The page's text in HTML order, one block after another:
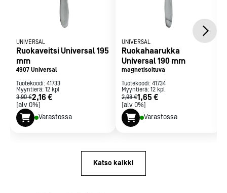
UNIVERSAL
Ruokaveitsi Universal 195
mm
4907 Universal
Tuotekoodi: 41733
Myyntierä: 12 kpl
3,90 €2,16 €
[alv 0%]
Varastossa
UNIVERSAL
Ruokahaarukka
Universal 190 mm
magnetisoituva
Tuotekoodi: 41734
Myyntierä: 12 kpl
2,98 €1,65 €
[alv 0%]
Varastossa
Katso kaikki